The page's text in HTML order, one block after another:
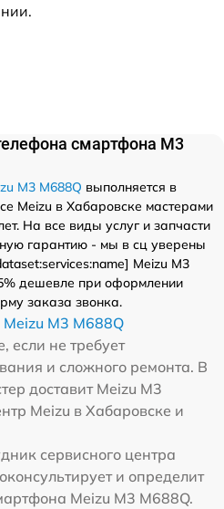
смартфона M3
M3 M688Q выполняется в
Meizu в Хабаровске мастерами
На все виды услуг и запчасти
гарантию - мы в сц уверены
Meizu M3
дешевле при оформлении
заказа звонка.
M3 M688Q
если не требует
и сложного ремонта. В
доставит Meizu M3
Meizu в Хабаровске и
сервисного центра
и определит
Meizu M3 M688Q.